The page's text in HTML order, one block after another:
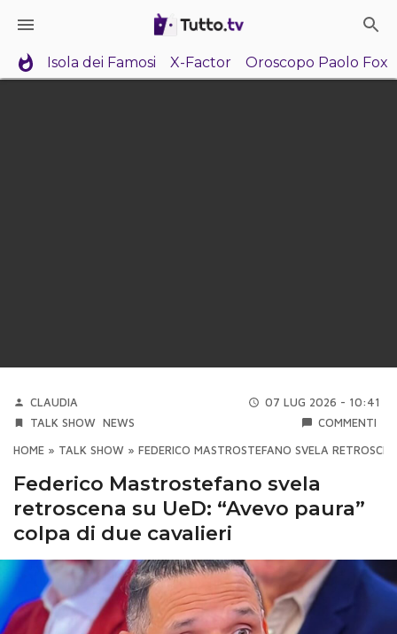
Isola dei Famosi X-Factor Oroscopo Paolo Fox
CLAUDIA
07 LUG 2026 - 10:41
TALK SHOW NEWS COMMENTI
HOME » TALK SHOW » FEDERICO MASTROSTEFANO SVELA
Federico Mastrostefano svela
retroscena su UeD: “Avevo paura”
colpa di due cavalieri